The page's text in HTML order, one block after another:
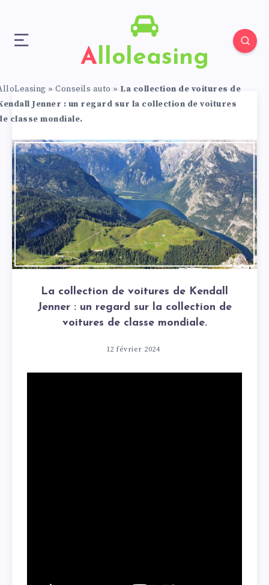
Alloleasing
» Conseils auto » La collection de voitures de
Jenner : un regard sur la collection de voitures
classe mondiale.
La collection de voitures de Kendall
Jenner : un regard sur la collection de
voitures de classe mondiale.
12 février 2024